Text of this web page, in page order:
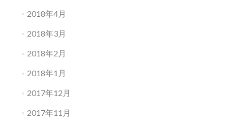
2018年4月
2018年3月
2018年2月
2018年1月
2017年12月
2017年11月